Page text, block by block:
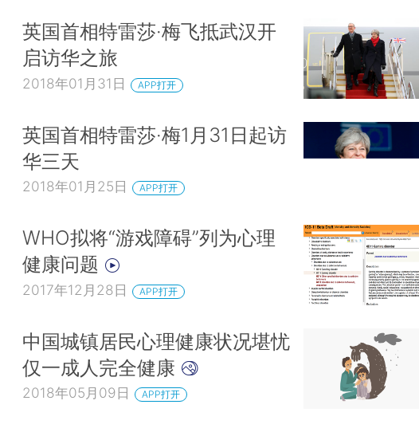
英国首相特雷莎·梅飞抵武汉开
启访华之旅
2018年01月31日 APP打开
英国首相特雷莎·梅1月31日起访
华三天
2018年01月25日 APP打开
WHO拟将“游戏障碍”列为心理
健康问题
2017年12月28日 APP打开
中国城镇居民心理健康状况堪忧
仅一成人完全健康
2018年05月09日 APP打开